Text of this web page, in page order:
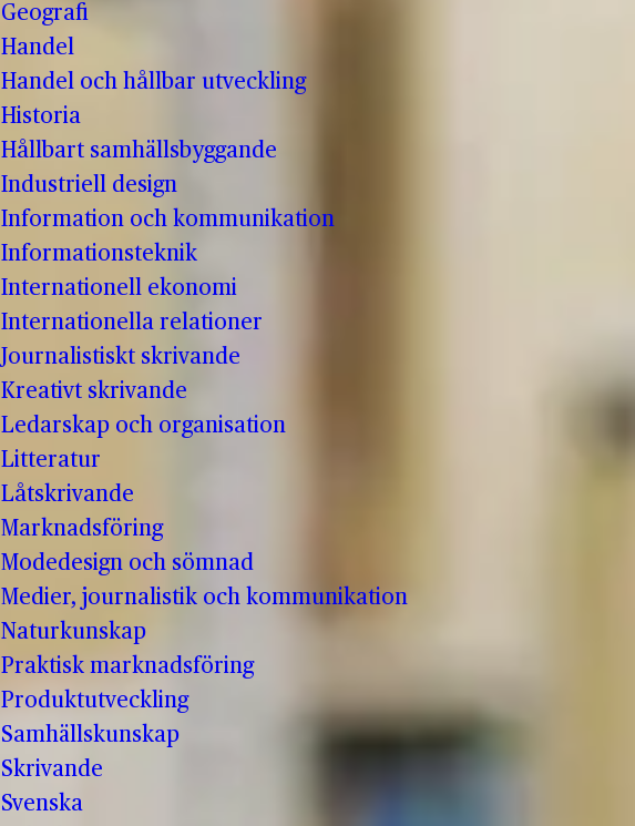
Geografi
Handel
Handel och hållbar utveckling
Historia
Hållbart samhällsbyggande
Industriell design
Information och kommunikation
Informationsteknik
Internationell ekonomi
Internationella relationer
Journalistiskt skrivande
Kreativt skrivande
Ledarskap och organisation
Litteratur
Låtskrivande
Marknadsföring
Modedesign och sömnad
Medier, journalistik och kommunikation
Naturkunskap
Praktisk marknadsföring
Produktutveckling
Samhällskunskap
Skrivande
Svenska